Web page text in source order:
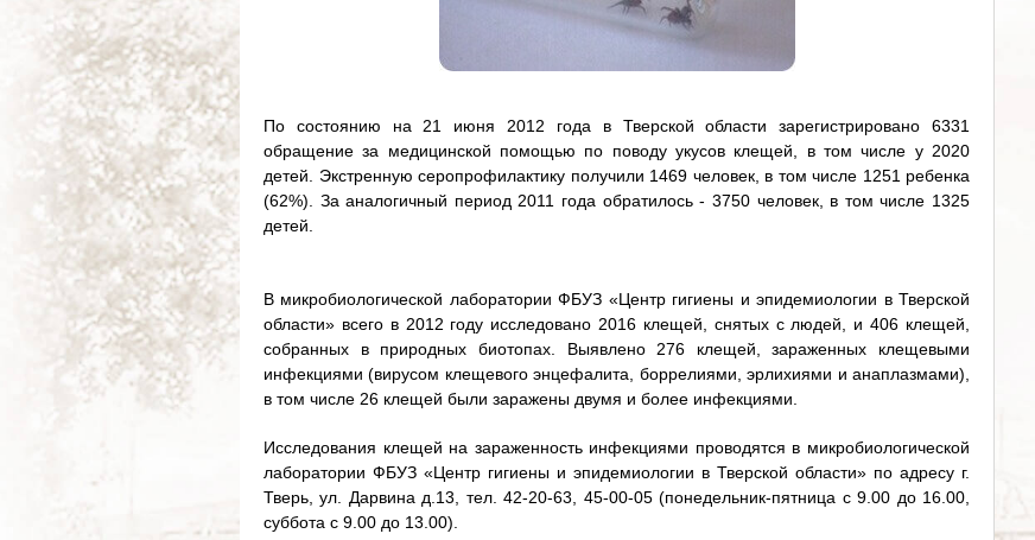
По состоянию на 21 июня 2012 года в Тверской области зарегистрировано 6331
обращение за медицинской помощью по поводу укусов клещей, в том числе у 2020
детей. Экстренную серопрофилактику получили 1469 человек, в том числе 1251 ребенка
(62%). За аналогичный период 2011 года обратилось - 3750 человек, в том числе 1325
детей.
В микробиологической лаборатории ФБУЗ «Центр гигиены и эпидемиологии в Тверской
области» всего в 2012 году исследовано 2016 клещей, снятых с людей, и 406 клещей,
собранных в природных биотопах. Выявлено 276 клещей, зараженных клещевыми
инфекциями (вирусом клещевого энцефалита, боррелиями, эрлихиями и анаплазмами),
в том числе 26 клещей были заражены двумя и более инфекциями.
Исследования клещей на зараженность инфекциями проводятся в микробиологической
лаборатории ФБУЗ «Центр гигиены и эпидемиологии в Тверской области» по адресу г.
Тверь, ул. Дарвина д.13, тел. 42-20-63, 45-00-05 (понедельник-пятница с 9.00 до 16.00,
суббота с 9.00 до 13.00).